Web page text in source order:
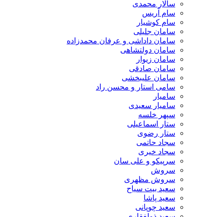
سالار محمدی
سام آریس
سام کوشیار
سامان جلیلی
سامان داداشی و عرفان محمدزاده
سامان دولتشاهی
سامان زیوار
سامان صادقی
سامان علیبخشی
سامی استار و محسن راد
سامیار
سامیار سعیدی
سپهر خلسه
ستار اسماعیلی
ستار رضوی
سجاد حاتمی
سجاد خیری
سرپیکو و علی سان
سروش
سروش مظهری
سعید بیت سیاح
سعید پاشا
سعید چوپانی